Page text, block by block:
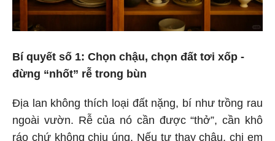
Bí quyết số 1: Chọn chậu, chọn đất tơi xốp -
đừng “nhốt” rễ trong bùn
Địa lan không thích loại đất nặng, bí như trồng rau
ngoài vườn. Rễ của nó cần được “thở”, cần khô